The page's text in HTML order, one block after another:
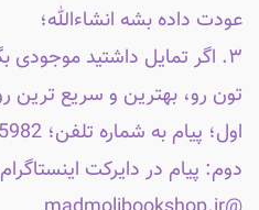
عودت داده بشه انشاءالله؛
۳. اگر تمایل داشتید موجودی
تون رو، بهترین و سریع
اول؛ پیام به شماره تلفن؛ 09165435982
دوم: پیام در دایرکت